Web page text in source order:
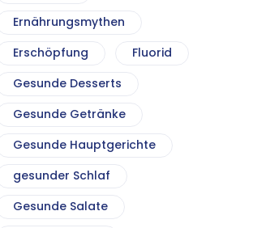
Ernährungsmythen
Erschöpfung
Fluorid
Gesunde Desserts
Gesunde Getränke
Gesunde Hauptgerichte
gesunder Schlaf
Gesunde Salate